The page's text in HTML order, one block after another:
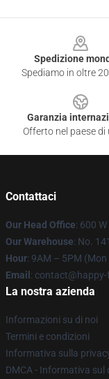
Spedizione
Spediamo in oltre
Garanzia
Offerto nel paese di
Contattaci
Our Head Office: 600
Our Warehouse: No.
Hour: 9AM – 5PM (Mon
Email :
La nostra azienda
Informazioni su di noi
Termini e condizioni
Informativa sulla
DMCA - Informativa sul